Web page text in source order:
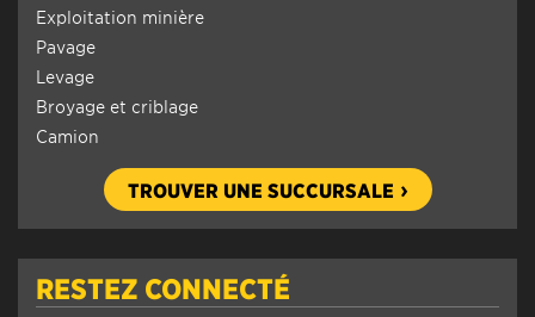
Exploitation minière
Pavage
Levage
Broyage et criblage
Camion
TROUVER UNE SUCCURSALE
RESTEZ CONNECTÉ